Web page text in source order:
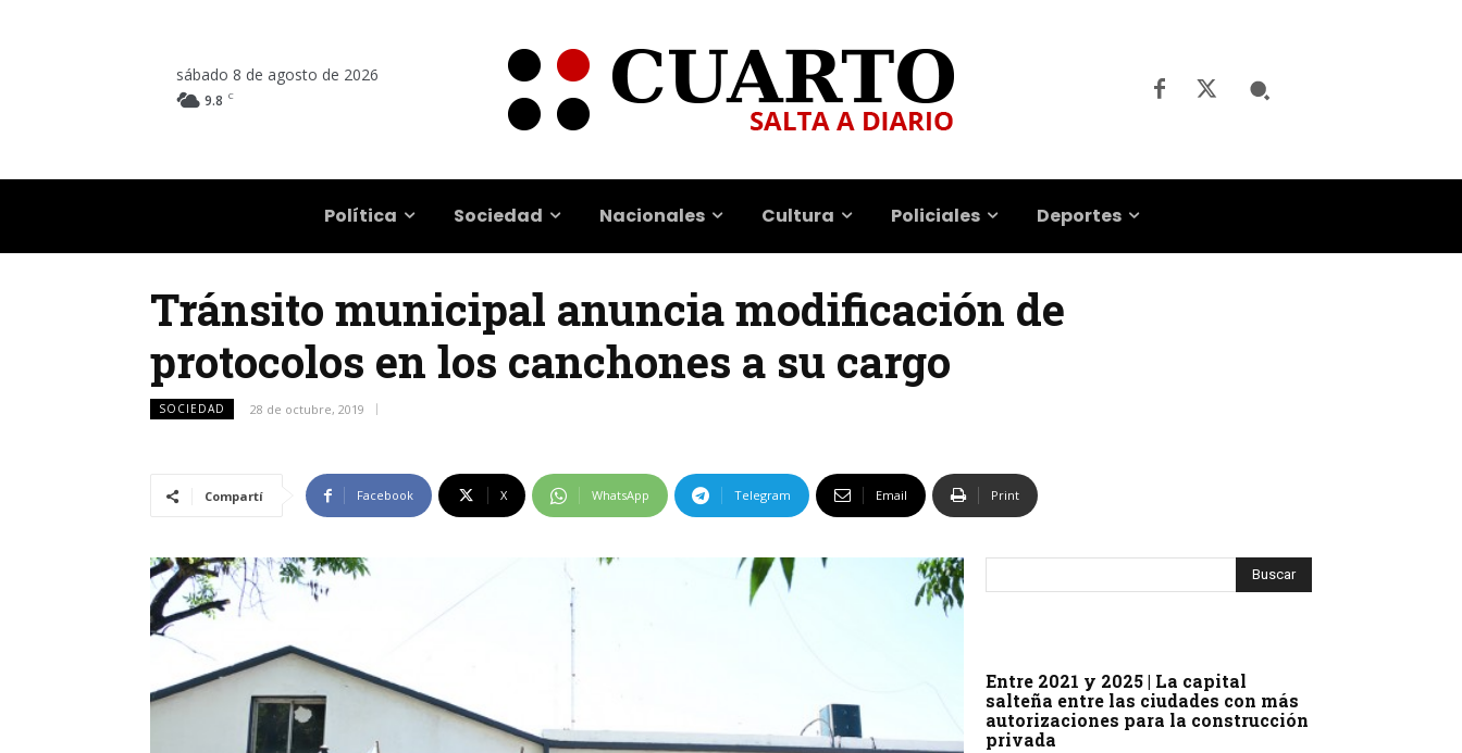
sábado 8 de agosto de 2026
9.8 C
Política Sociedad Nacionales Cultura Policiales Deportes
Tránsito municipal anuncia modificación de
protocolos en los canchones a su cargo
SOCIEDAD 28 de octubre, 2019
Compartí Facebook X WhatsApp Telegram Email Print
Entre 2021 y 2025 | La capital
salteña entre las ciudades con más
autorizaciones para la construcción
privada